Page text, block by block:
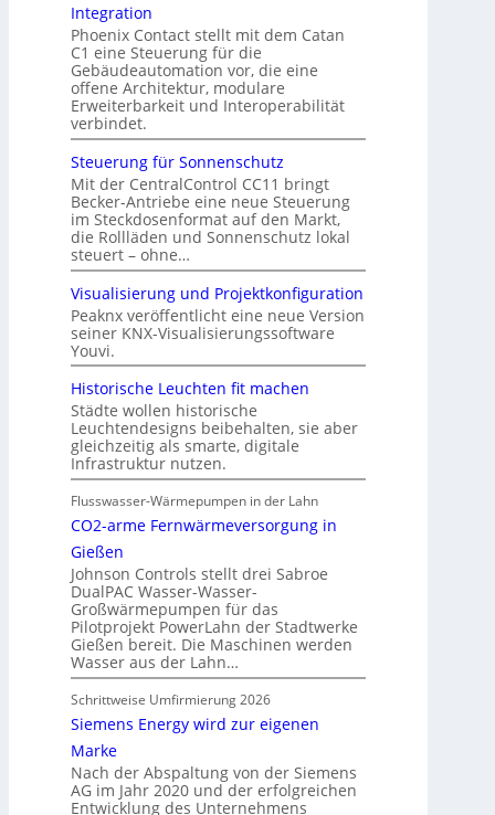
Integration
Phoenix Contact stellt mit dem Catan
C1 eine Steuerung für die
Gebäudeautomation vor, die eine
offene Architektur, modulare
Erweiterbarkeit und Interoperabilität
verbindet.
Steuerung für Sonnenschutz
Mit der CentralControl CC11 bringt
Becker-Antriebe eine neue Steuerung
im Steckdosenformat auf den Markt,
die Rollläden und Sonnenschutz lokal
steuert – ohne…
Visualisierung und Projektkonfiguration
Peaknx veröffentlicht eine neue Version
seiner KNX-Visualisierungssoftware
Youvi.
Historische Leuchten fit machen
Städte wollen historische
Leuchtendesigns beibehalten, sie aber
gleichzeitig als smarte, digitale
Infrastruktur nutzen.
Flusswasser-Wärmepumpen in der Lahn
CO2-arme Fernwärmeversorgung in
Gießen
Johnson Controls stellt drei Sabroe
DualPAC Wasser-Wasser-
Großwärmepumpen für das
Pilotprojekt PowerLahn der Stadtwerke
Gießen bereit. Die Maschinen werden
Wasser aus der Lahn…
Schrittweise Umfirmierung 2026
Siemens Energy wird zur eigenen
Marke
Nach der Abspaltung von der Siemens
AG im Jahr 2020 und der erfolgreichen
Entwicklung des Unternehmens